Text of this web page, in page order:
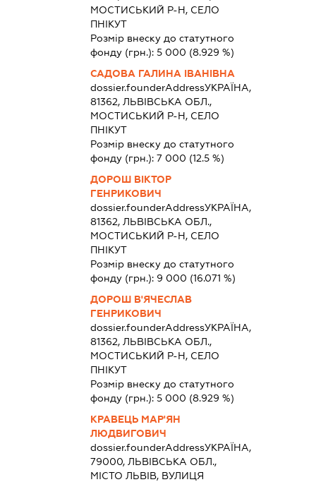
МОСТИСЬКИЙ Р-Н, СЕЛО
ПНІКУТ
Розмір внеску до статутного
фонду (грн.):5 000 (8.929 %)
САДОВА ГАЛИНА ІВАНІВНА
dossier.founderAddressУКРАЇНА,
81362, ЛЬВІВСЬКА ОБЛ.,
МОСТИСЬКИЙ Р-Н, СЕЛО
ПНІКУТ
Розмір внеску до статутного
фонду (грн.):7 000 (12.5 %)
ДОРОШ ВІКТОР
ГЕНРИКОВИЧ
dossier.founderAddressУКРАЇНА,
81362, ЛЬВІВСЬКА ОБЛ.,
МОСТИСЬКИЙ Р-Н, СЕЛО
ПНІКУТ
Розмір внеску до статутного
фонду (грн.): 9 000 (16.071 %)
ДОРОШ В'ЯЧЕСЛАВ
ГЕНРИКОВИЧ
dossier.founderAddressУКРАЇНА,
81362, ЛЬВІВСЬКА ОБЛ.,
МОСТИСЬКИЙ Р-Н, СЕЛО
ПНІКУТ
Розмір внеску до статутного
фонду (грн.):5 000 (8.929 %)
КРАВЕЦЬ МАР'ЯН
ЛЮДВИГОВИЧ
dossier.founderAddressУКРАЇНА,
79000, ЛЬВІВСЬКА ОБЛ.,
МІСТО ЛЬВІВ, ВУЛИЦЯ